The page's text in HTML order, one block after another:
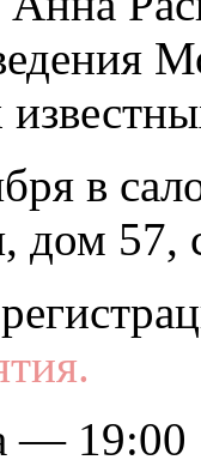
в
дом 57,
— 19:00